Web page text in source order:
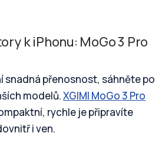
k iPhonu: MoGo 3 Pro
snadná přenosnost, sáhněte po
modelů.XGIMI MoGo 3 Pro
rychle je připravíte
i ven.